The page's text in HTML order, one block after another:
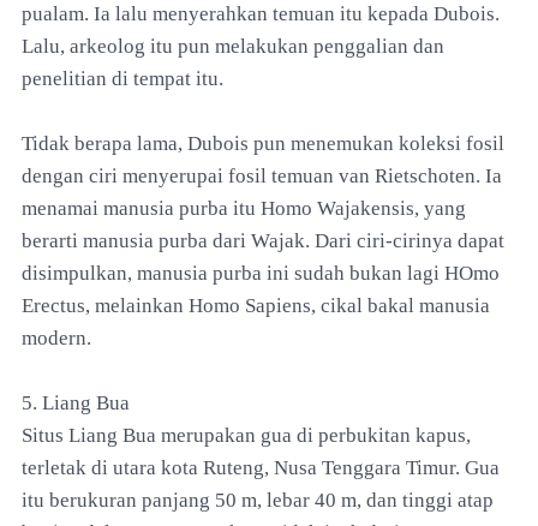
pualam. Ia lalu menyerahkan temuan itu kepada Dubois.
Lalu, arkeolog itu pun melakukan penggalian dan
penelitian di tempat itu.
Tidak berapa lama, Dubois pun menemukan koleksi fosil
dengan ciri menyerupai fosil temuan van Rietschoten. Ia
menamai manusia purba itu Homo Wajakensis, yang
berarti manusia purba dari Wajak. Dari ciri-cirinya dapat
disimpulkan, manusia purba ini sudah bukan lagi HOmo
Erectus, melainkan Homo Sapiens, cikal bakal manusia
modern.
5. Liang Bua
Situs Liang Bua merupakan gua di perbukitan kapus,
terletak di utara kota Ruteng, Nusa Tenggara Timur. Gua
itu berukuran panjang 50 m, lebar 40 m, dan tinggi atap